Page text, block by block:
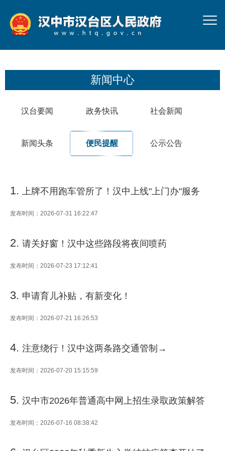
新闻中心
汉台要闻 政务快讯 社会新闻
新闻头条 便民提醒 公示公告
1. 上牌不用跑车管所了！汉中上线"上门办"服务
发布时间：2026-07-31 16:22:47
2. 请关好窗！汉中这些路段将夜间喷药
发布时间：2026-07-23 17:12:41
3. 申请育儿补贴，有新变化！
发布时间：2026-07-21 16:26:53
4. 注意绕行！汉中这两条路交通管制→
发布时间：2026-07-20 15:15:59
5. 汉中市2026年普通高中网上招生录取政策解答
发布时间：2026-07-16 08:38:42